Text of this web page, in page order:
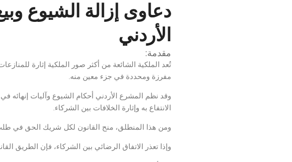
دعاوى إزالة الشيوع
الأردني
مقدمة:
تُعد الملكية الشائعة من أكثر صور الملكية إثارة
مفرزة ومحددة في جزء معين منه.
وقد نظم المشرع الأردني أحكام الشيوع وآليات إنهائه في
الانتفاع به وإثارة الخلافات بين الشركاء.
ومن هذا المنطلق، منح القانون لكل شريك الحق في
وإذا تعذر الاتفاق الرضائي بين الشركاء، فإن الطريق